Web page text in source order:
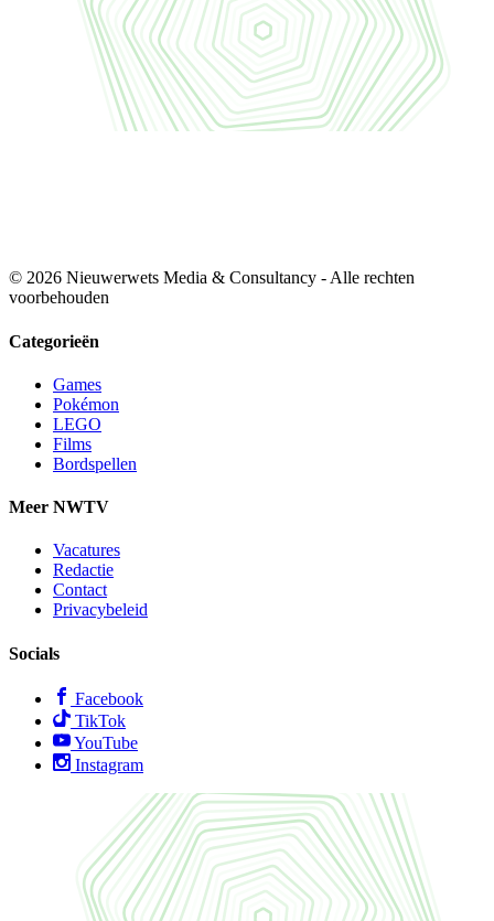
© 2026 Nieuwerwets Media & Consultancy - Alle rechten
voorbehouden
Categorieën
Games
Pokémon
LEGO
Films
Bordspellen
Meer NWTV
Vacatures
Redactie
Contact
Privacybeleid
Socials
Facebook
TikTok
YouTube
Instagram